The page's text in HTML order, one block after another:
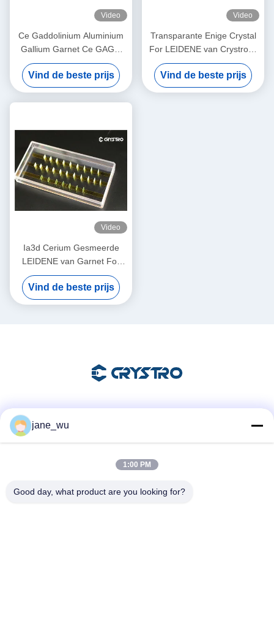
Video
Ce Gaddolinium Aluminium
Gallium Garnet Ce GAGG
Single Crystal
Vind de beste prijs
Video
Transparante Enige Crystal
For LEIDENE van Crystroce
LuAG Verlichtingstoepassing
Vind de beste prijs
Video
Ia3d Cerium Gesmeerde
LEIDENE van Garnet For
van het Yttriumaluminium
Verlichting
Vind de beste prijs
jane_wu
1:00 PM
Good day, what product are you looking for?